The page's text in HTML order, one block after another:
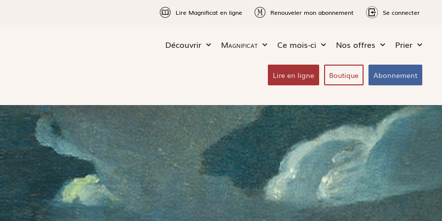
Lire Magnificat en ligne Renouveler mon abonnement Se connecter
Découvrir Magnificat Ce mois-ci Nos offres Prier
Lire en ligne Boutique Abonnement